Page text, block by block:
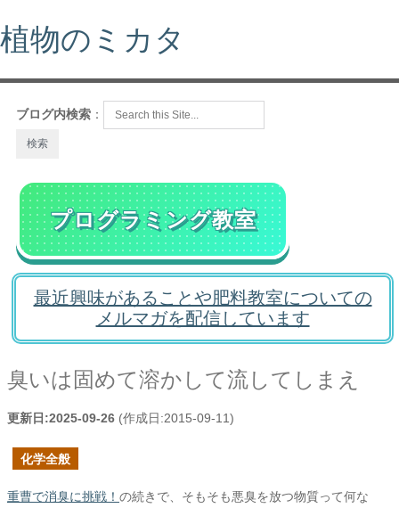
植物のミカタ
ブログ内検索 ：
プログラミング教室
最近興味があることや肥料教室についての
メルマガを配信しています
臭いは固めて溶かして流してしまえ
更新日:2025-09-26 (作成日:2015-09-11)
化学全般
重曹で消臭に挑戦！ の続きで、そもそも悪臭を放つ物質って何な